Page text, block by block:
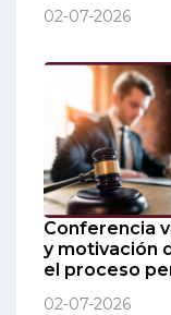
02-07-2026
Conferencia
y motivación
el proceso
02-07-2026